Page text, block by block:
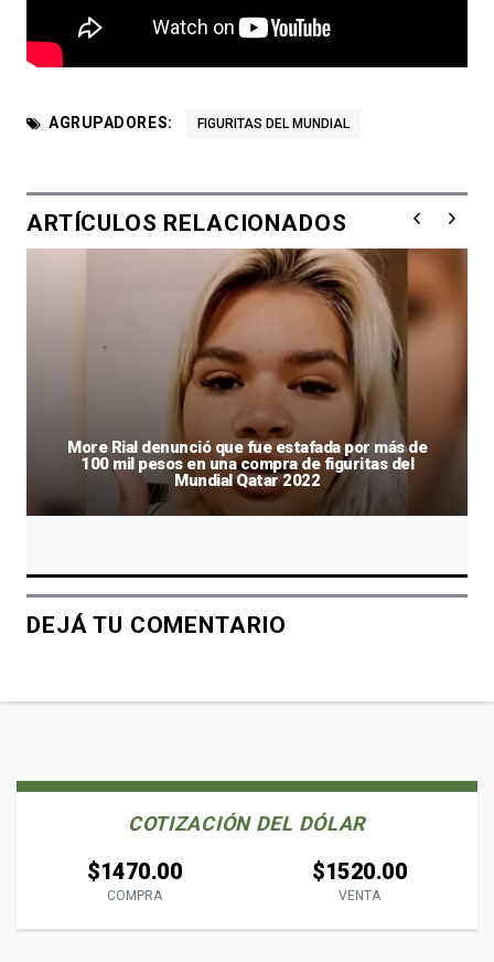
AGRUPADORES: FIGURITAS DEL MUNDIAL
ARTÍCULOS RELACIONADOS
More Rial denunció que fue estafada por más de
100 mil pesos en una compra de figuritas del
Mundial Qatar 2022
DEJÁ TU COMENTARIO
COTIZACIÓN DEL DÓLAR
$1470.00
COMPRA
$1520.00
VENTA